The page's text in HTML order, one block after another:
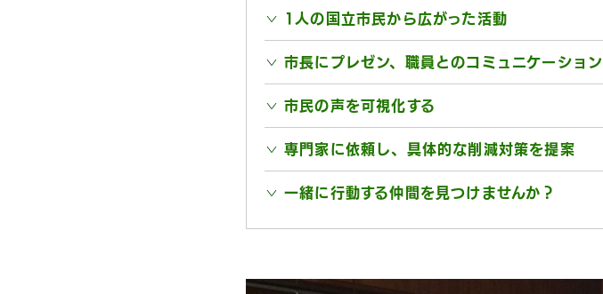
1人の国立市民から広がった活動
市長にプレゼン、職員とのコミュニケーション
市民の声を可視化する
専門家に依頼し、具体的な削減対策を提案
一緒に行動する仲間を見つけませんか？